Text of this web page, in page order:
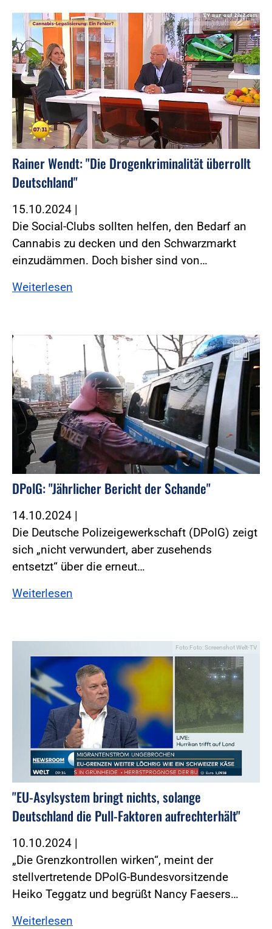
Foto:Foto: Screenshot SAT.1
Rainer Wendt: "Die Drogenkriminalität überrollt
Deutschland"
15.10.2024 |
Die Social-Clubs sollten helfen, den Bedarf an
Cannabis zu decken und den Schwarzmarkt
einzudämmen. Doch bisher sind von…
Weiterlesen
Foto:DPolG
DPolG: "Jährlicher Bericht der Schande"
14.10.2024 |
Die Deutsche Polizeigewerkschaft (DPolG) zeigt
sich „nicht verwundert, aber zusehends
entsetzt“ über die erneut…
Weiterlesen
Foto:Foto: Screenshot Welt-TV
"EU-Asylsystem bringt nichts, solange
Deutschland die Pull-Faktoren aufrechterhält"
10.10.2024 |
„Die Grenzkontrollen wirken“, meint der
stellvertretende DPolG-Bundesvorsitzende
Heiko Teggatz und begrüßt Nancy Faesers…
Weiterlesen